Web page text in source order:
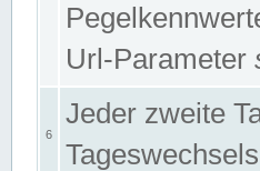
Url-Parameter
6
Jeder zweite